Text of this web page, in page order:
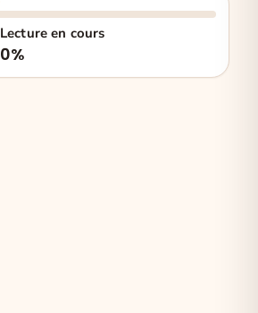
Lecture en cours
0%